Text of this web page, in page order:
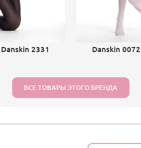
Danskin 2331 Danskin 0072
ВСЕ ТОВАРЫ ЭТОГО БРЕНДА